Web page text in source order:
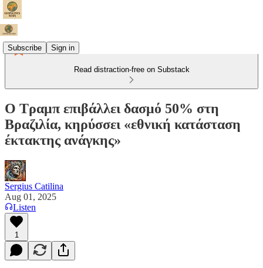
Subscribe Sign in
Read distraction-free on Substack
Ο Τραμπ επιβάλλει δασμό 50% στη
Βραζιλία, κηρύσσει «εθνική κατάσταση
έκτακτης ανάγκης»
Sergius Catilina
Aug 01, 2025
Listen
1